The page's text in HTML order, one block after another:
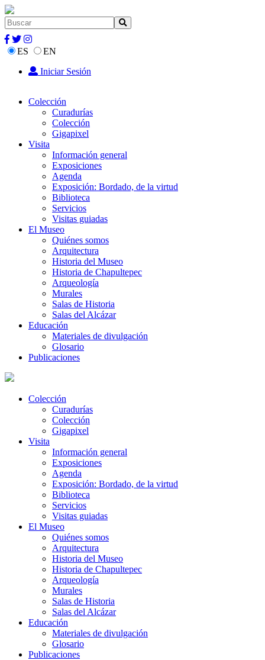
ES
EN
Iniciar Sesión
Colección
Curadurías
Colección
Gigapixel
Visita
Información general
Exposiciones
Agenda
Exposición: Bordado, de la virtud
Biblioteca
Servicios
Visitas guiadas
El Museo
Quiénes somos
Arquitectura
Historia del Museo
Historia de Chapultepec
Arqueología
Murales
Salas de Historia
Salas del Alcázar
Educación
Materiales de divulgación
Glosario
Publicaciones
Colección
Curadurías
Colección
Gigapixel
Visita
Información general
Exposiciones
Agenda
Exposición: Bordado, de la virtud
Biblioteca
Servicios
Visitas guiadas
El Museo
Quiénes somos
Arquitectura
Historia del Museo
Historia de Chapultepec
Arqueología
Murales
Salas de Historia
Salas del Alcázar
Educación
Materiales de divulgación
Glosario
Publicaciones